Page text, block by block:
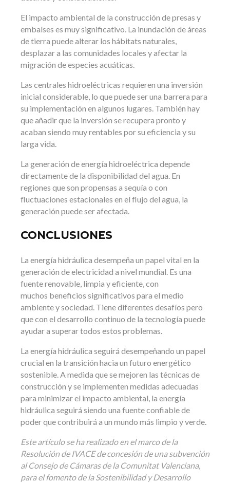
El impacto ambiental de la construcción de presas y
embalses es muy significativo. La inundación de áreas
de tierra puede alterar los hábitats naturales,
desplazar a las comunidades locales y afectar la
migración de especies acuáticas.
Las centrales hidroeléctricas requieren una inversión
inicial considerable, lo que puede ser una barrera para
su implementación en algunos lugares. También hay
que añadir que la inversión se recupera pronto y
acaban siendo muyrentables por su eficiencia y su
larga vida.
La generación de energía hidroeléctrica depende
directamente de la disponibilidad del agua. En
regiones que son propensas a sequía o con
fluctuaciones estacionales en el flujo del agua, la
generación puede ser afectada.
CONCLUSIONES
La energía hidráulica desempeña un papel vital en la
generación de electricidad a nivel mundial. Es una
fuente renovable, limpia y eficiente, con
muchos beneficios significativos para el medio
ambiente y sociedad. Tiene diferentes desafíos pero
que con el desarrollo continuo de la tecnología puede
ayudar a superar todos estos problemas.
La energía hidráulica seguirá desempeñando un papel
crucial en la transición hacia un futuro energético
sostenible. A medida que se mejoren las técnicas de
construcción y se implementen medidas adecuadas
para minimizar el impacto ambiental, la energía
hidráulica seguirá siendo una fuente confiable de
poder que contribuirá a un mundo más limpio y verde.
Este artículo se ha realizado en el marco de la
Resolución de IVACE de concesión de una subvención
al Consejo de Cámaras de la Comunitat Valenciana,
para el fomento de la Sostenibilidad y Desarrollo